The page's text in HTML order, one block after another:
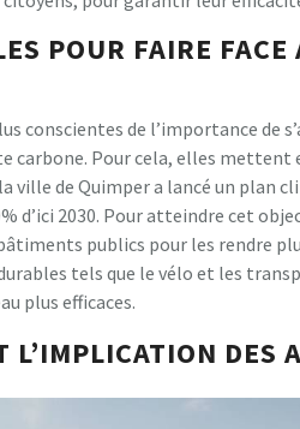
POUR FAIRE
conscientes de l’importance de
carbone. Pour cela, elles mettent
ville de Quimper a lancé un plan
d’ici 2030. Pour atteindre cet
publics pour les rendre
tels que le vélo et les
plus efficaces.
DES